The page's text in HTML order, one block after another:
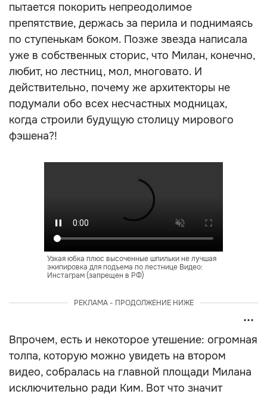
пытается покорить непреодолимое
препятствие, держась за перила и поднимаясь
по ступенькам боком. Позже звезда написала
уже в собственных сторис, что Милан, конечно,
любит, но лестниц, мол, многовато. И
действительно, почему же архитекторы не
подумали обо всех несчастных модницах,
когда строили будущую столицу мирового
фэшена?!
Узкая юбка плюс высоченные шпильки не лучшая
экипировка для подъема по лестнице Видео:
Инстаграм (запрещен в РФ)
РЕКЛАМА - ПРОДОЛЖЕНИЕ НИЖЕ
Впрочем, есть и некоторое утешение: огромная
толпа, которую можно увидеть на втором
видео, собралась на главной площади Милана
исключительно ради Ким. Вот что значит